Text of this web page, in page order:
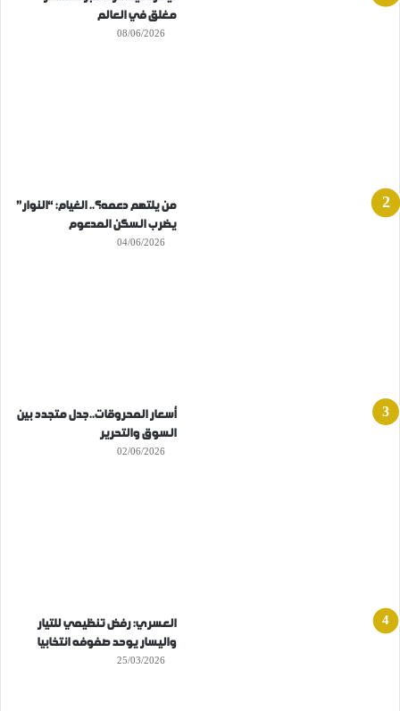
مغلق في العالم
08/06/2026
من يلتهم دعمه؟.. الغيام: “النوار”
يضرب السكن المدعوم
04/06/2026
أسعار المحروقات..جدل متجدد بين
السوق والتحرير
02/06/2026
العسري: رفض تنظيمي للتيار
واليسار يوحد صفوفه انتخابيا
25/03/2026